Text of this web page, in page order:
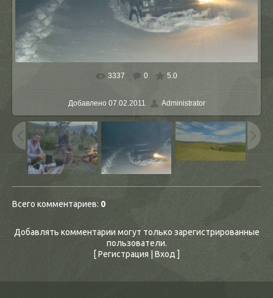
В реальном размере 1600x1200
3337 0 5.0
Добавлено 07.02.2011 Administrator
Всего комментариев: 0
Добавлять комментарии могут только зарегистрированные
пользователи.
[Регистрация Вход ]